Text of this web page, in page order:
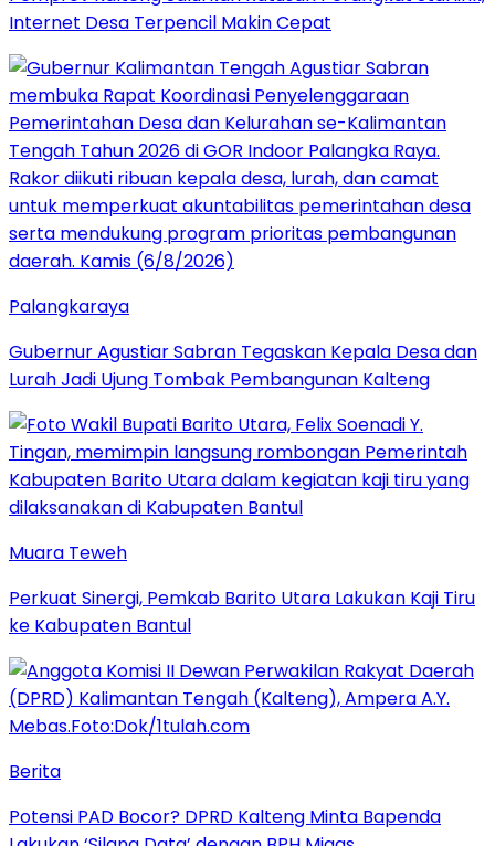
Internet Desa Terpencil Makin Cepat
Palangkaraya
Gubernur Agustiar Sabran Tegaskan Kepala Desa dan
Lurah Jadi Ujung Tombak Pembangunan Kalteng
Muara Teweh
Perkuat Sinergi, Pemkab Barito Utara Lakukan Kaji Tiru
ke Kabupaten Bantul
Berita
Potensi PAD Bocor? DPRD Kalteng Minta Bapenda